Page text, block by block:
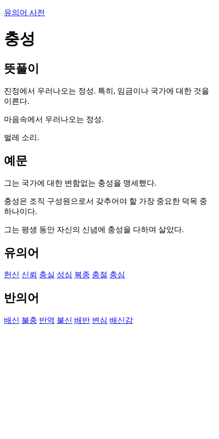
유의어 사전
충성
뜻풀이
진정에서 우러나오는 정성. 특히, 임금이나 국가에 대한 것을
이른다.
마음속에서 우러나오는 정성.
벌레 소리.
예문
그는 국가에 대한 변함없는 충성을 맹세했다.
충성은 조직 구성원으로서 갖추어야 할 가장 중요한 덕목 중
하나이다.
그는 평생 동안 자신의 신념에 충성을 다하며 살았다.
유의어
헌신 신뢰 충실 성심 복종 충절 충심
반의어
배신 불충 반역 불신 배반 변심 배신감